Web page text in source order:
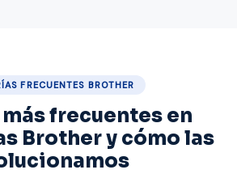
FRECUENTES BROTHER
frecuentes en
Brother y cómo las